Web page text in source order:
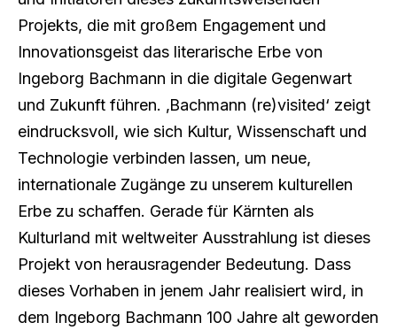
Projekts, die mit großem Engagement und
Innovationsgeist das literarische Erbe von
Ingeborg Bachmann in die digitale Gegenwart
und Zukunft führen. ‚Bachmann (re)visited‘ zeigt
eindrucksvoll, wie sich Kultur, Wissenschaft und
Technologie verbinden lassen, um neue,
internationale Zugänge zu unserem kulturellen
Erbe zu schaffen. Gerade für Kärnten als
Kulturland mit weltweiter Ausstrahlung ist dieses
Projekt von herausragender Bedeutung. Dass
dieses Vorhaben in jenem Jahr realisiert wird, in
dem Ingeborg Bachmann 100 Jahre alt geworden